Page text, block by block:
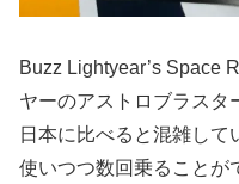
Buzz Lightyear’s Space
ヤーのアストロブラスタ
日本に比べると混雑し
使いつつ数回乗ることが